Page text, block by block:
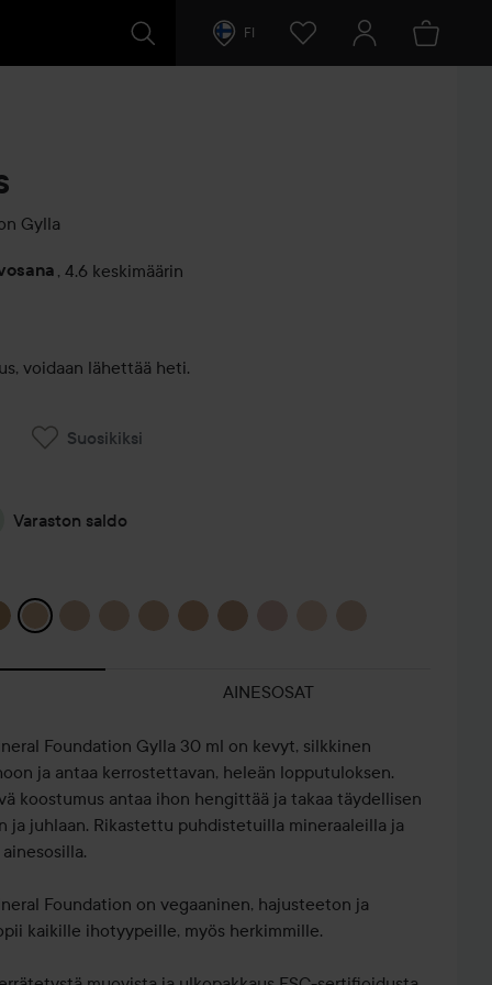
FI
✨PUUTERITESTI
IDUN HYDRA
UNBOXING:
Gylla
, 4.6 keskimäärin
voidaan lähettää heti.
Suosikiksi
Varaston saldo
AINESOSAT
Foundation Gylla 30 ml on kevyt, silkkinen
ja antaa kerrostettavan, heleän lopputuloksen.
koostumus antaa ihon hengittää ja takaa täydellisen
ja juhlaan. Rikastettu puhdistetuilla mineraaleilla ja
Foundation on vegaaninen, hajusteeton ja
kaikille ihotyypeille, myös herkimmille.